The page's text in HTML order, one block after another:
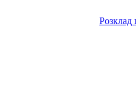
Розклад